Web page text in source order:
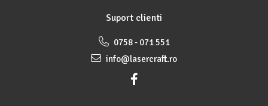
Suport clienti
0758 - 071 551
info@lasercraft.ro